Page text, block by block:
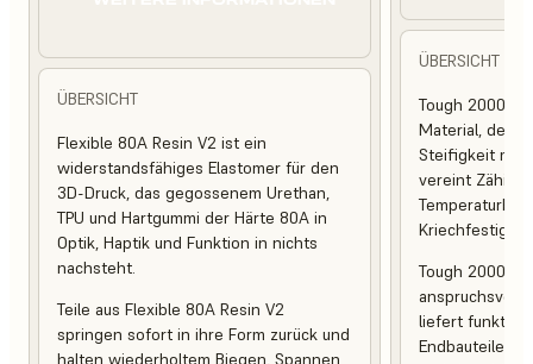
ÜBERSICHT
Flexible 80A Resin V2 ist ein
widerstandsfähiges Elastomer für den
3D-Druck, das gegossenem Urethan,
TPU und Hartgummi der Härte 80A in
Optik, Haptik und Funktion in nichts
nachsteht.
Teile aus Flexible 80A Resin V2
springen sofort in ihre Form zurück und
halten wiederholtem Biegen, Spannen
ÜBERSICHT
Tough 2000
Material,
Steifigkeit mit
vereint
Tough 2000
liefert
Endbauteile,